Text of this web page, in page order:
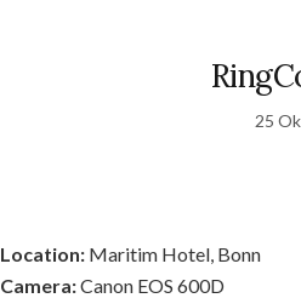
25
Location: Maritim Hotel, Bonn
Camera:Canon EOS 600D